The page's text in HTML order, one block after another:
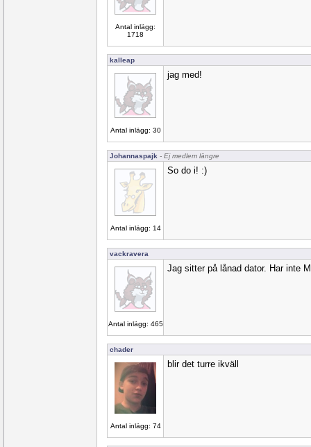
Antal inlägg:
1718
kalleap
Antal inlägg: 30
jag med!
Johannaspajk - Ej medlem längre
Antal inlägg: 14
So do i! :)
vackravera
Antal inlägg: 465
Jag sitter på lånad dator. Har inte
chader
Antal inlägg: 74
blir det turre ikväll